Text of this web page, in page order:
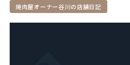
焼肉屋オーナー谷川の店舗日記